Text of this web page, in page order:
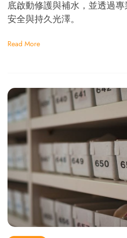
底啟動修護與補水，並透過
安全與持久光澤。
Read More